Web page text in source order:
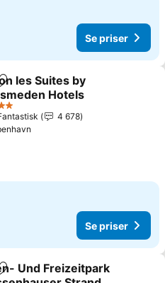
Se priser
til i favoritter
les Suites by
Hotels
4 678
Se priser
til i favoritter
Und Freizeitpark